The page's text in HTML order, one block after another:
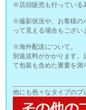
※店頭販売も行っている
※撮影状況や、お客様の
って見える場合もござい
※海外配送について。
別途送料がかかります。
て包装も含めた重量を測
他にも色々なタイプのブ